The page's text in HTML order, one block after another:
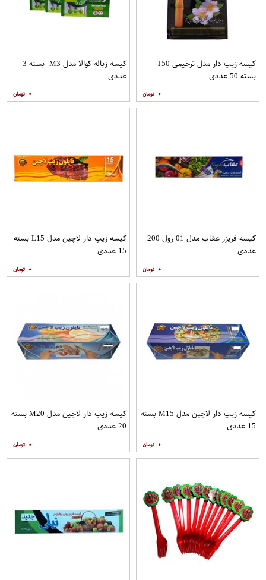
کیسه زیپ دار مدل ترحیمی T50
بسته 50 عددی
۰
کیسه زباله کوالا مدل M3 بسته 3
عددی
۰
کیسه فریزر عقاب مدل 01 رول 200
عددی
۰
کیسه زیپ دار لاچین مدل L15 بسته
15 عددی
۰
کیسه زیپ دار لاچین مدل M15 بسته
15 عددی
۰
کیسه زیپ دار لاچین مدل M20 بسته
20 عددی
۰